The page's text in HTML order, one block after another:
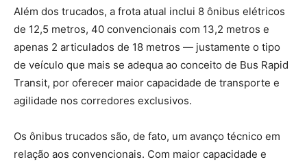
Além dos trucados, a frota atual inclui 8 ônibus elétricos
de 12,5 metros, 40 convencionais com 13,2 metros e
apenas 2 articulados de 18 metros — justamente o tipo
de veículo que mais se adequa ao conceito de Bus Rapid
Transit, por oferecer maior capacidade de transporte e
agilidade nos corredores exclusivos.
Os ônibus trucados são, de fato, um avanço técnico em
relação aos convencionais. Com maior capacidade e